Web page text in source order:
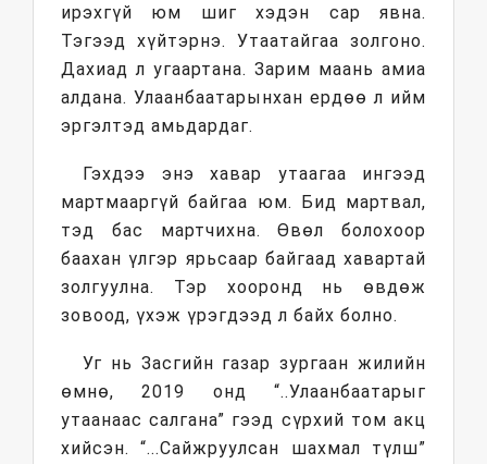
ирэхгүй юм шиг хэдэн сар явна.
Тэгээд хүйтэрнэ. Утаатайгаа золгоно.
Дахиад л угаартана. Зарим маань амиа
алдана. Улаанбаатарынхан ердөө л ийм
эргэлтэд амьдардаг.
Гэхдээ энэ хавар утаагаа ингээд
мартмааргүй байгаа юм. Бид мартвал,
тэд бас мартчихна. Өвөл болохоор
баахан үлгэр ярьсаар байгаад хавартай
золгуулна. Тэр хооронд нь өвдөж
зовоод, үхэж үрэгдээд л байх болно.
Уг нь Засгийн газар зургаан жилийн
өмнө, 2019 онд “..Улаанбаатарыг
утаанаас салгана” гээд сүрхий том акц
хийсэн. “...Сайжруулсан шахмал түлш”